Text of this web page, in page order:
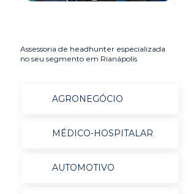
Assessoria de headhunter especializada
no seu segmento em Rianápolis
AGRONEGÓCIO
MÉDICO-HOSPITALAR
AUTOMOTIVO